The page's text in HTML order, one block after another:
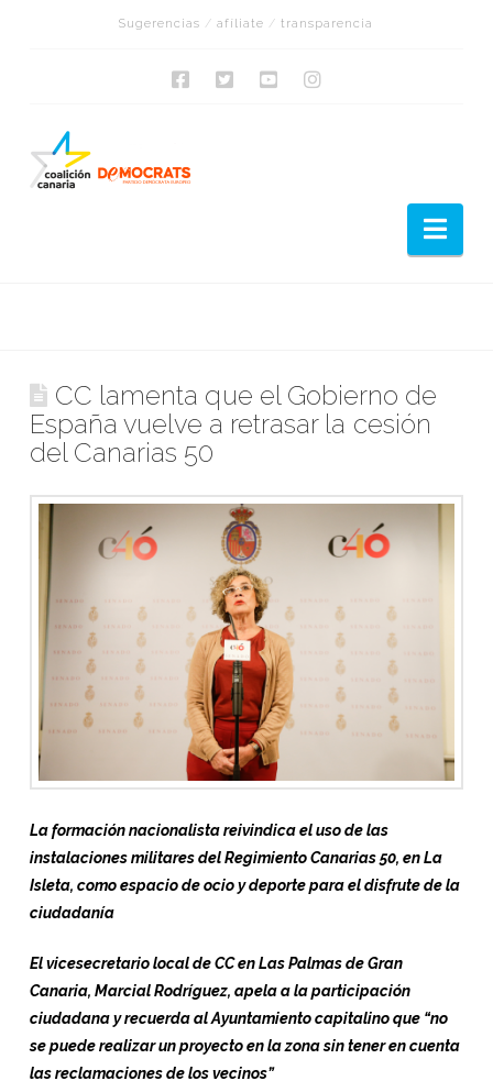
Sugerencias /afíliate /transparencia
CC lamenta que el Gobierno de
España vuelve a retrasar la cesión
del Canarias 50
La formación nacionalista reivindica el uso de las
instalaciones militares del Regimiento Canarias 50, en La
Isleta, como espacio de ocio y deporte para el disfrute de la
ciudadanía
El vicesecretario local de CC en Las Palmas de Gran
Canaria, Marcial Rodríguez, apela a la participación
ciudadana y recuerda al Ayuntamiento capitalino que “no
se puede realizar un proyecto en la zona sin tener en cuenta
las reclamaciones de los vecinos”